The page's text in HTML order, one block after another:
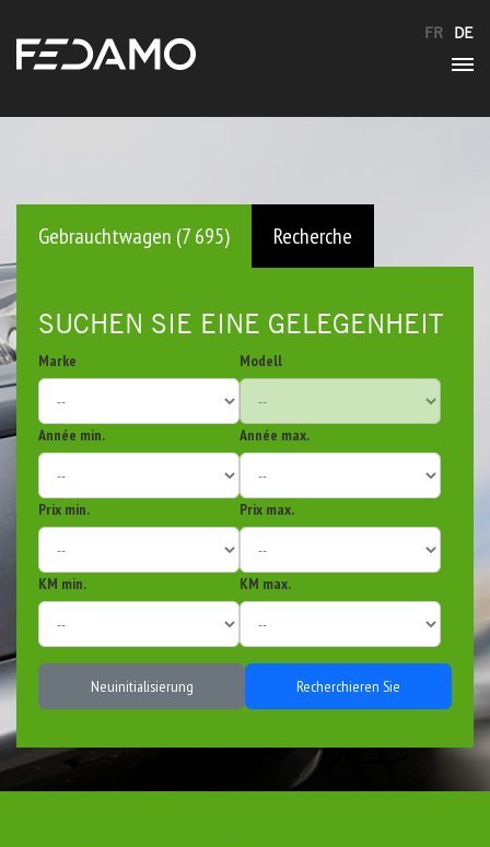
FR DE
Gebrauchtwagen (7 695) Recherche
SUCHEN SIE EINE GELEGENHEIT
Marke Modell
Année min. Année max.
Prix min. Prix max.
KM min. KM max.
Neuinitialisierung Recherchieren Sie